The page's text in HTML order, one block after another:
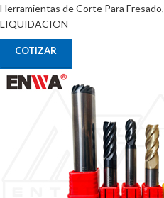
Herramientas de Corte Para Fresado,
LIQUIDACION
COTIZAR